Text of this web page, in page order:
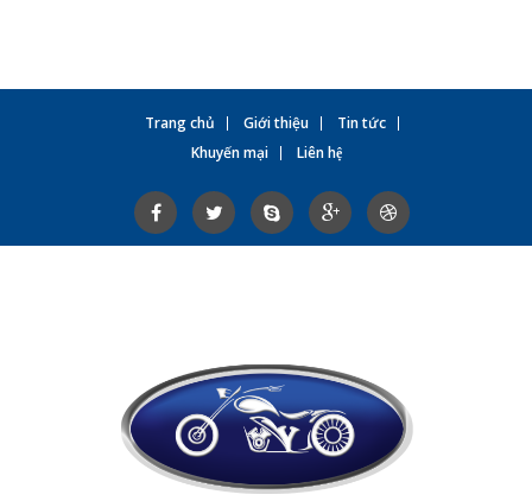
Trang chủ Giới thiệu
Tin tức
Khuyến mại
Liên hệ